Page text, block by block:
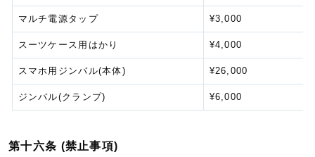
マルチ電源タップ ¥3,000
スーツケース用はかり ¥4,000
スマホ用ジンバル(本体) ¥26,000
ジンバル(クランプ) ¥6,000
第十六条 (禁止事項)